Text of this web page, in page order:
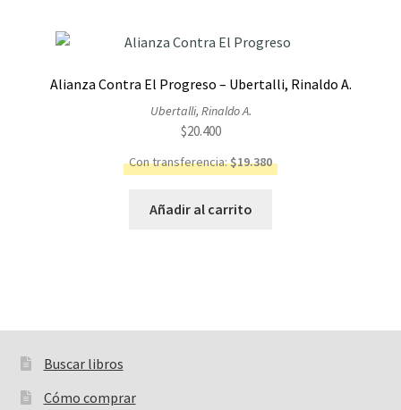
Alianza Contra El Progreso – Ubertalli, Rinaldo A.
Ubertalli, Rinaldo A.
$20.400
Con transferencia:$19.380
Añadir al carrito
Buscar libros
Buscar:
Cómo comprar